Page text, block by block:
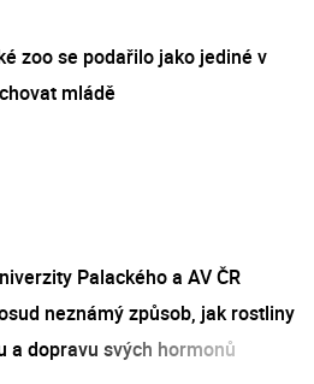
zoo se podařilo jako jediné v
mládě
Palackého a AV ČR
neznámý způsob, jak rostliny
a dopravu svých hormonů